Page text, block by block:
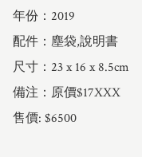
年份：2019
配件：塵袋,說明書
尺寸：23 x 16 x 8.5cm
備注：原價$17XXX
售價: $6500